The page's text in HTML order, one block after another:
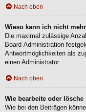
Nach oben
Wieso kann ich nicht
Die maximal zulässige
Board-Administration
Antwortmöglichkeiten als
einen Administrator.
Nach oben
Wie bearbeite oder
Wie bei den Beiträgen